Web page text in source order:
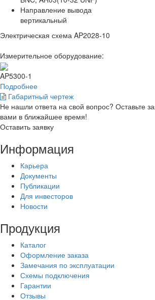
Направление вывода
вертикальный
Электрическая схема AP2028-10
Измерительное оборудование:
AP5300-1
Подробнее
Габаритный чертеж
Не нашли ответа на свой вопрос? Оставьте
вами в ближайшее время!
Оставить заявку
Информация
Карьера
Документы
Публикации
Для инвесторов
Новости
Продукция
Каталог
Оформление заказа
Замечания по эксплуатации
Схемы подключения
Гарантии
Отзывы